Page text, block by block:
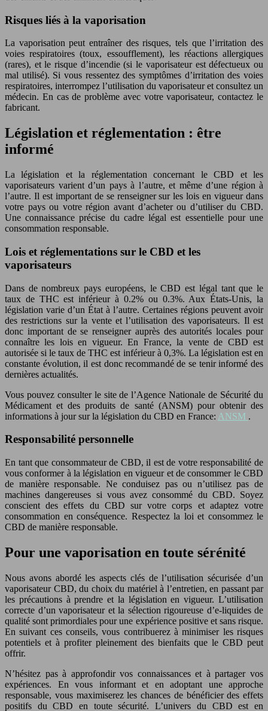
Risques liés à la vaporisation
La vaporisation peut entraîner des risques, tels que l’irritation des
voies respiratoires (toux, essoufflement), les réactions allergiques
(rares), et le risque d’incendie (si le vaporisateur est défectueux ou
mal utilisé). Si vous ressentez des symptômes d’irritation des voies
respiratoires, interrompez l’utilisation du vaporisateur et consultez un
médecin. En cas de problème avec votre vaporisateur, contactez le
fabricant.
Législation et réglementation : être
informé
La législation et la réglementation concernant le CBD et les
vaporisateurs varient d’un pays à l’autre, et même d’une région à
l’autre. Il est important de se renseigner sur les lois en vigueur dans
votre pays ou votre région avant d’acheter ou d’utiliser du CBD.
Une connaissance précise du cadre légal est essentielle pour une
consommation responsable.
Lois et réglementations sur le CBD et les
vaporisateurs
Dans de nombreux pays européens, le CBD est légal tant que le
taux de THC est inférieur à 0.2% ou 0.3%. Aux États-Unis, la
législation varie d’un État à l’autre. Certaines régions peuvent avoir
des restrictions sur la vente et l’utilisation des vaporisateurs. Il est
donc important de se renseigner auprès des autorités locales pour
connaître les lois en vigueur. En France, la vente de CBD est
autorisée si le taux de THC est inférieur à 0,3%. La législation est en
constante évolution, il est donc recommandé de se tenir informé des
dernières actualités.
Vous pouvez consulter le site de l’Agence Nationale de Sécurité du
Médicament et des produits de santé (ANSM) pour obtenir des
informations à jour sur la législation du CBD en France: ANSM .
Responsabilité personnelle
En tant que consommateur de CBD, il est de votre responsabilité de
vous conformer à la législation en vigueur et de consommer le CBD
de manière responsable. Ne conduisez pas ou n’utilisez pas de
machines dangereuses si vous avez consommé du CBD. Soyez
conscient des effets du CBD sur votre corps et adaptez votre
consommation en conséquence. Respectez la loi et consommez le
CBD de manière responsable.
Pour une vaporisation en toute sérénité
Nous avons abordé les aspects clés de l’utilisation sécurisée d’un
vaporisateur CBD, du choix du matériel à l’entretien, en passant par
les précautions à prendre et la législation en vigueur. L’utilisation
correcte d’un vaporisateur et la sélection rigoureuse d’e-liquides de
qualité sont primordiales pour une expérience positive et sans risque.
En suivant ces conseils, vous contribuerez à minimiser les risques
potentiels et à profiter pleinement des bienfaits que le CBD peut
offrir.
N’hésitez pas à approfondir vos connaissances et à partager vos
expériences. En vous informant et en adoptant une approche
responsable, vous maximiserez les chances de bénéficier des effets
positifs du CBD en toute sécurité. L’univers du CBD est en